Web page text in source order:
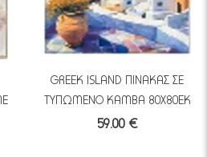
GREEK ISLAND ΠΙΝΑΚΑΣ ΣΕ
ΤΥΠΩΜΕΝΟ ΚΑΜΒΑ 80Χ80ΕΚ
59.00 €